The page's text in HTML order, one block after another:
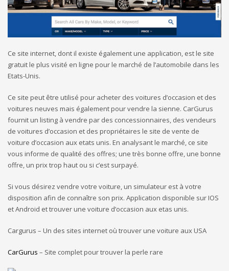
Ce site internet, dont il existe également une application, est le site
gratuit le plus visité en ligne pour le marché de l’automobile dans les
Etats-Unis.
Ce site peut être utilisé pour acheter des voitures d’occasion et des
voitures neuves mais également pour vendre la sienne. CarGurus
fournit un listing à vendre par des concessionnaires, des vendeurs
de voitures d’occasion et des propriétaires le site de vente de
voiture d’occasion aux etats unis. En analysant le marché, ce site
vous informe de qualité des offres; une très bonne offre, une bonne
offre, un prix trop haut ou si c’est surpayé.
Si vous désirez vendre votre voiture, un simulateur est à votre
disposition afin de connaître son prix. Application disponible sur IOS
et Android et trouver une voiture d’occasion aux etas unis.
Cargurus – Un des sites internet où trouver une voiture aux USA
CarGurus – Site complet pour trouver la perle rare